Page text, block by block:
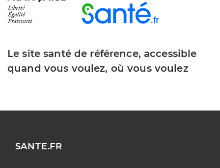
Le site santé de référence, accessible
quand vous voulez, où vous voulez
SANTE.FR